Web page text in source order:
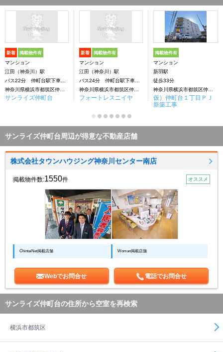
新着 掲載物件有
マンション
江田（神奈川）駅
バス22分 仲町台駅下車：停歩3分
サンライズ仲町台
新着 掲載物件有
マンション
江田（神奈川）駅
バス24分 仲町台駅下車：停歩2分
フォートレスニイヤ
掲載物件有
マンション
新羽駅
徒歩33分
仮）仲町台１丁目ＰＪ
新築工事
サンライズ仲町台周辺が得意な不動産店舗
株式会社タウンハウジング神奈川センター南店
掲載物件数:1550件 オススメ
ChintaiNet掲載店舗 Woman掲載店舗
Webでお問合せ 電話でお問合せ
サンライズ仲町台の住所から空室を再検索
横浜市都筑区